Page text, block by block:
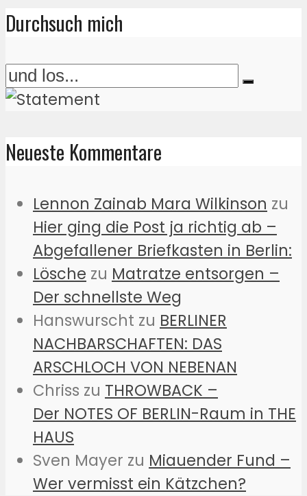
Durchsuch mich
Neueste Kommentare
Lennon Zainab Mara Wilkinson zu
Hier ging die Post ja richtig ab –
Abgefallener Briefkasten in Berlin:
Lösche zu Matratze entsorgen –
Der schnellste Weg
Hanswurscht zu BERLINER
NACHBARSCHAFTEN: DAS
ARSCHLOCH VON NEBENAN
Chriss zu THROWBACK –
Der NOTES OF BERLIN-Raum in THE
HAUS
Sven Mayer zu Miauender Fund –
Wer vermisst ein Kätzchen?